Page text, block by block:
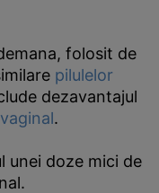
folosit de
pilulelor
dezavantajul
.
unei doze mici de